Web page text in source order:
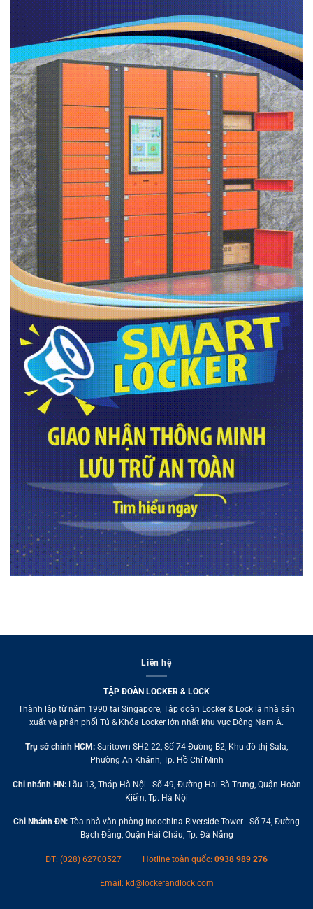
Liên hệ
TẬP ĐOÀN LOCKER & LOCK
Thành lập từ năm 1990 tại Singapore, Tập đoàn Locker & Lock là nhà sản
xuất và phân phối Tủ & Khóa Locker lớn nhất khu vực Đông Nam Á.
Trụ sở chính HCM: Saritown SH2.22, Số 74 Đường B2, Khu đô thị Sala,
Phường An Khánh, Tp. Hồ Chí Minh
Chi nhánh HN:Lầu 13, Tháp Hà Nội - Số 49, Đường Hai Bà Trưng, Quận Hoàn
Kiếm, Tp. Hà Nội
Chi Nhánh ĐN: Tòa nhà văn phòng Indochina Riverside Tower - Số 74, Đường
Bạch Đằng, Quận Hải Châu, Tp. Đà Nẵng
ĐT: (028) 62700527 Hotline toàn quốc: 0938 989 276
Email: kd@lockerandlock.com